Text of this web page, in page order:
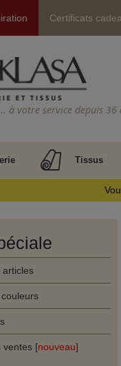
Certificats
à votre service depuis 36
Tissus
articles
ventes [nouveau]